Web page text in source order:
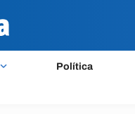
Política